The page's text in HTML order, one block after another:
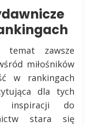
temat zawsze
miłośników
w rankingach
dla tych
inspiracji do
stara się